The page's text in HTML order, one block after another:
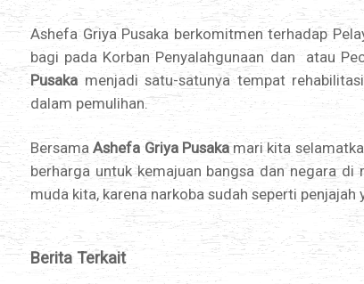
Ashefa Griya Pusaka berkomitmen terhadap
bagi pada Korban Penyalahgunaan dan atau
Pusaka menjadi satu-satunya tempat
dalam pemulihan.
BersamaAshefa Griya Pusakamari kita
berharga untuk kemajuan bangsa dan negara
muda kita, karena narkoba sudah seperti
Berita Terkait